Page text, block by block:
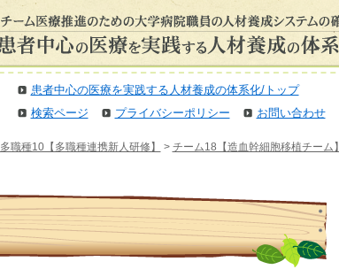
患者中心の医療を実践する人材養成の体系化/トップ
検索ページ
プライバシーポリシー お問い合わせ
多職種10【多職種連携新人研修】 > チーム18【造血幹細胞移植チーム】